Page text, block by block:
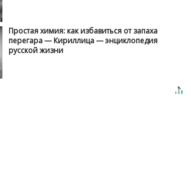
Простая химия: как избавиться от запаха
перегара — Кириллица — энциклопедия
русской жизни